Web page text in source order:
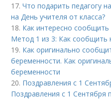
17.Что подарить педагогу
на День учителя от класса?
18. Как интересно
Метод 1 из 3: Как сообщить
19. Как оригинально
беременности. Как
беременности
20. Поздравления с 1
Поздравления с 1 Сентября